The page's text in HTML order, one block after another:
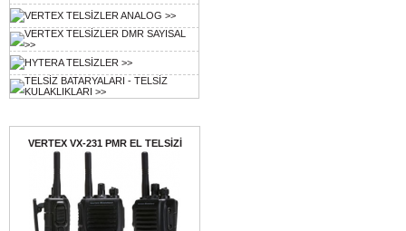
VERTEX TELSİZLER ANALOG >>
VERTEX TELSİZLER DMR SAYISAL
>>
HYTERA TELSİZLER >>
TELSİZ BATARYALARI - TELSİZ
KULAKLIKLARI >>
VERTEX VX-231 PMR EL TELSİZİ